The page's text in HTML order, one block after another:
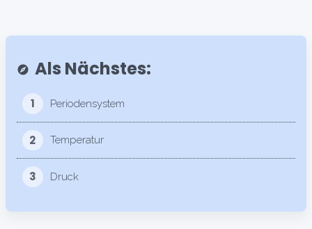
explore Als Nächstes:
1 Periodensystem
2 Temperatur
3 Druck